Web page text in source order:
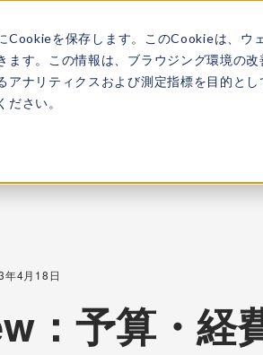
Cookieを保存します。このCookieは、ウ
す。この情報は、ブラウジング環境の
アナリティクスおよび測定指標を目的と
ださい。
ついて所属アナリスト 新着情報サービス市
算・経費・サブスクリプション管理市場2023
年4月18日
：予算・経